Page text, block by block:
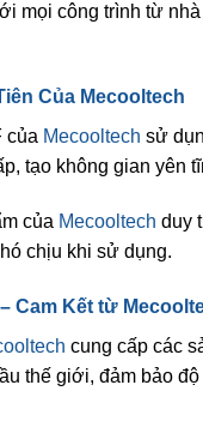
mọi công trình từ
Của Mecooltech
của Mecooltech sử
tạo không gian yên
của Mecooltech duy
chịu khi sử dụng.
Cam Kết từ
cung cấp các
thế giới, đảm bảo